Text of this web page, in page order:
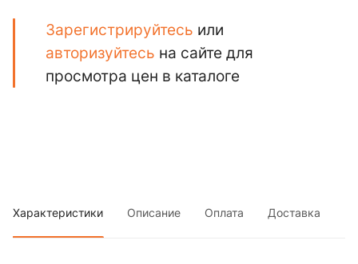
Зарегистрируйтесь или
авторизуйтесь на сайте для
просмотра цен в каталоге
Характеристики Описание Оплата Доставка